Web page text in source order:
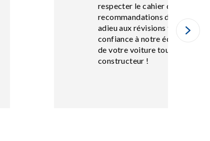
respecter le cahier d’entretien
recommandations de votre
adieu aux révisions trop
confiance à notre équipe Point
de votre voiture tout en
constructeur !